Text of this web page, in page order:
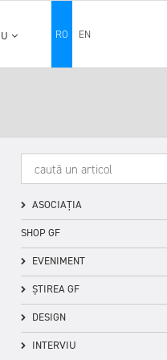
RO EN
ASOCIAȚIA
SHOP GF
EVENIMENT
ȘTIREA GF
DESIGN
INTERVIU